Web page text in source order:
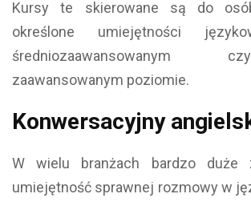
Kursy te skierowane są do
określone umiejętności
zaawansowanym poziomie.
Konwersacyjny
W wielu branżach bardzo duże
umiejętność sprawnej rozmowy w